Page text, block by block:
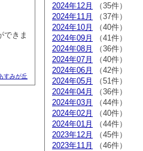
できま
すみが丘
2024年12月
（35件）
2024年11月
（37件）
2024年10月
（40件）
2024年09月
（41件）
2024年08月
（36件）
2024年07月
（40件）
2024年06月
（42件）
2024年05月
（51件）
2024年04月
（36件）
2024年03月
（44件）
2024年02月
（40件）
2024年01月
（44件）
2023年12月
（45件）
2023年11月
（46件）